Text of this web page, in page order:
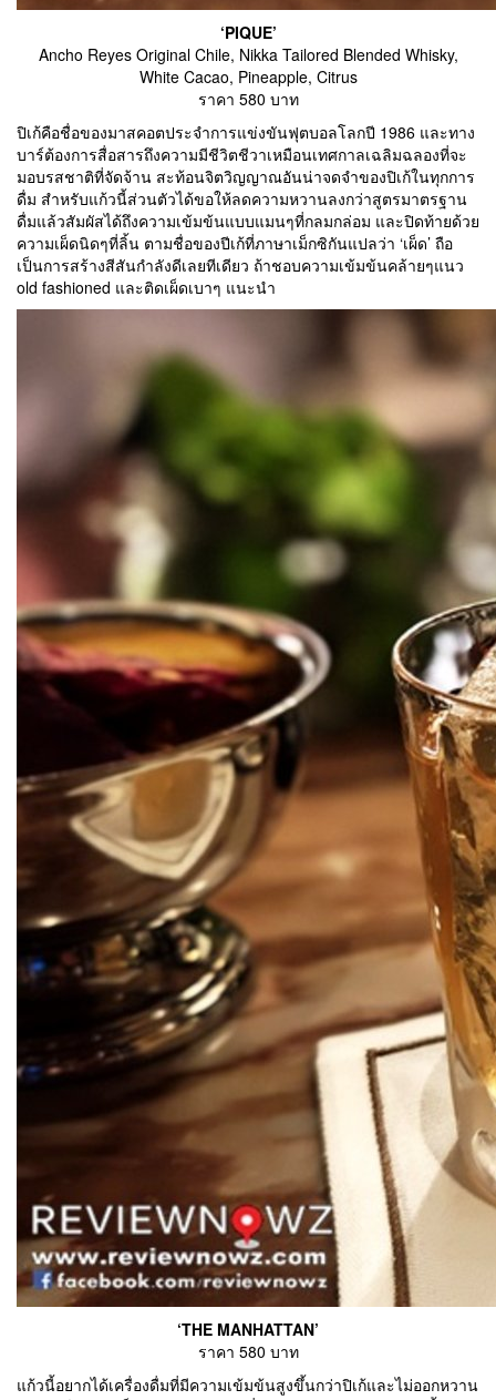
‘PIQUE’
Ancho Reyes Original Chile, Nikka Tailored Blended Whisky,
White Cacao, Pineapple, Citrus
ราคา 580 บาท
ปิเก้คือชื่อของมาสคอตประจำการแข่งขันฟุตบอลโลกปี 1986 และทาง
บาร์ต้องการสื่อสารถึงความมีชีวิตชีวาเหมือนเทศกาลเฉลิมฉลองที่จะ
มอบรสชาติที่จัดจ้าน สะท้อนจิตวิญญาณอันน่าจดจำของปิเก้ในทุกการ
ดื่ม สำหรับแก้วนี้ส่วนตัวได้ขอให้ลดความหวานลงกว่าสูตรมาตรฐาน
ดื่มแล้วสัมผัสได้ถึงความเข้มข้นแบบแมนๆที่กลมกล่อม และปิดท้ายด้วย
ความเผ็ดนิดๆที่ลิ้น ตามชื่อของปีเก้ที่ภาษาเม็กซิกันแปลว่า ‘เผ็ด’ ถือ
เป็นการสร้างสีสันกำลังดีเลยทีเดียว ถ้าชอบความเข้มข้นคล้ายๆแนว
old fashioned และติดเผ็ดเบาๆ แนะนำ
‘THE MANHATTAN’
ราคา 580 บาท
แก้วนี้อยากได้เครื่องดื่มที่มีความเข้มข้นสูงขึ้นกว่าปิเก้และไม่ออกหวาน